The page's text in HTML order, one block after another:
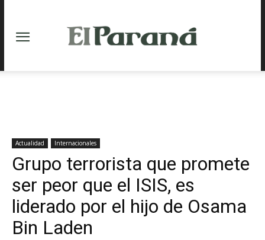
Actualidad Internacionales
Grupo terrorista que promete
ser peor que el ISIS, es
liderado por el hijo de Osama
Bin Laden